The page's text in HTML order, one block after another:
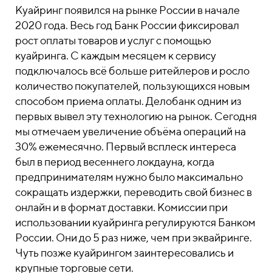
Куайринг появился на рынке России в начале
2020 года. Весь год Банк России фиксировал
рост оплаты товаров и услуг с помощью
куайринга. С каждым месяцем к сервису
подключалось всё больше ритейлеров и росло
количество покупателей, пользующихся новым
способом приема оплаты. Делобанк одним из
первых вывел эту технологию на рынок. Сегодня
мы отмечаем увеличение объёма операций на
30% ежемесячно. Первый всплеск интереса
был в период весеннего локдауна, когда
предпринимателям нужно было максимально
сокращать издержки, переводить свой бизнес в
онлайн и в формат доставки. Комиссии при
использовании куайринга регулируются Банком
России. Они до 5 раз ниже, чем при эквайринге.
Чуть позже куайрингом заинтересовались и
крупные торговые сети.